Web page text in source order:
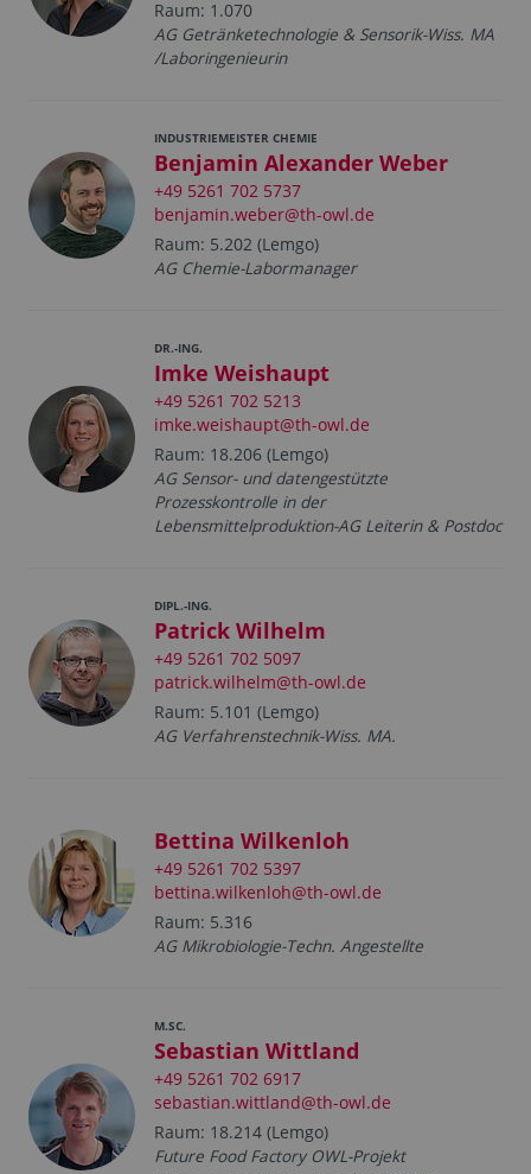
Raum: 1.070
AG Getränketechnologie & Sensorik-Wiss. MA
/Laboringenieurin
INDUSTRIEMEISTER CHEMIE
Benjamin Alexander Weber
+49 5261 702 5737
benjamin.weber@th-owl.de
Raum: 5.202 (Lemgo)
AG Chemie-Labormanager
DR.-ING.
Imke Weishaupt
+49 5261 702 5213
imke.weishaupt@th-owl.de
Raum: 18.206 (Lemgo)
AG Sensor- und datengestützte
Prozesskontrolle in der
Lebensmittelproduktion-AG Leiterin & Postdoc
DIPL.-ING.
Patrick Wilhelm
+49 5261 702 5097
patrick.wilhelm@th-owl.de
Raum: 5.101 (Lemgo)
AG Verfahrenstechnik-Wiss. MA.
Bettina Wilkenloh
+49 5261 702 5397
bettina.wilkenloh@th-owl.de
Raum: 5.316
AG Mikrobiologie-Techn. Angestellte
M.SC.
Sebastian Wittland
+49 5261 702 6917
sebastian.wittland@th-owl.de
Raum: 18.214 (Lemgo)
Future Food Factory OWL-Projekt